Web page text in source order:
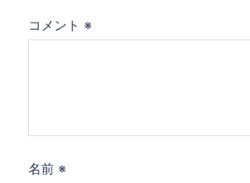
コメント ※
名前 ※